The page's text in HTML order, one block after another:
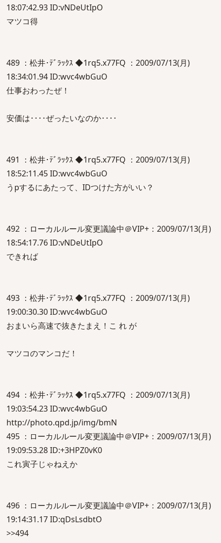
18:07:42.93 ID:vNDeUtIpO
マツコ得
489 ：松井･ﾃﾞﾗｯｸｽ ◆1rq5.x77FQ ：2009/07/13(月)
18:34:01.94 ID:wvc4wbGuO
仕事おわったぜ！
安価は････ぜったいなのか････
491 ：松井･ﾃﾞﾗｯｸｽ ◆1rq5.x77FQ ：2009/07/13(月)
18:52:11.45 ID:wvc4wbGuO
うpするにあたって、IDつけた方がいい？
492 ：ローカルルール変更議論中＠VIP+：2009/07/13(月)
18:54:17.76 ID:vNDeUtIpO
できれば
493 ：松井･ﾃﾞﾗｯｸｽ ◆1rq5.x77FQ ：2009/07/13(月)
19:00:30.30 ID:wvc4wbGuO
おまいら高速で抜きたまえ！こ れ が
マツコのマンコだ！
494 ：松井･ﾃﾞﾗｯｸｽ ◆1rq5.x77FQ ：2009/07/13(月)
19:03:54.23 ID:wvc4wbGuO
http://photo.qpd.jp/img/bmN
495 ：ローカルルール変更議論中＠VIP+：2009/07/13(月)
19:09:53.28 ID:+3HPZ0vK0
これ寅子じゃねえか
496 ：ローカルルール変更議論中＠VIP+：2009/07/13(月)
19:14:31.17 ID:qDsLsdbtO
>>494